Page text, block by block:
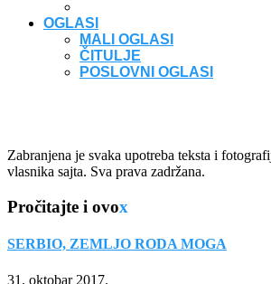
OGLASI
MALI OGLASI
ČITULJE
POSLOVNI OGLASI
Zabranjena je svaka upotreba teksta i
vlasnika sajta. Sva prava zadržana.
Pročitajte i ovox
SERBIO, ZEMLJO RODA MOGA
31. oktobar 2017.